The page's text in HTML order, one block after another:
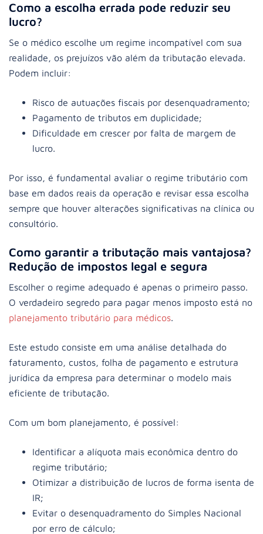
Como a escolha errada pode reduzir seu
lucro?
Se o médico escolhe um regime incompatível com sua
realidade, os prejuízos vão além da tributação elevada.
Podem incluir:
Risco de autuações fiscais por desenquadramento;
Pagamento de tributos em duplicidade;
Dificuldade em crescer por falta de margem de
lucro.
Por isso, é fundamental avaliar o regime tributário com
base em dados reais da operação e revisar essa escolha
sempre que houver alterações significativas na clínica ou
consultório.
Como garantir a tributação mais vantajosa?
Redução de impostos legal e segura
Escolher o regime adequado é apenas o primeiro passo.
O verdadeiro segredo para pagar menos imposto está no
planejamento tributário para médicos.
Este estudo consiste em uma análise detalhada do
faturamento, custos, folha de pagamento e estrutura
jurídica da empresa para determinar o modelo mais
eficiente de tributação.
Com um bom planejamento, é possível:
Identificar a alíquota mais econômica dentro do
regime tributário;
Otimizar a distribuição de lucros de forma isenta de
IR;
Evitar o desenquadramento do Simples Nacional
por erro de cálculo;